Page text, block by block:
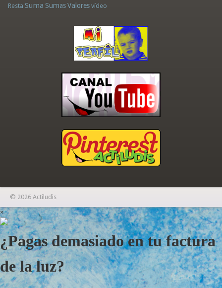
Resta Suma Sumas Valores vídeo
© 2026 Actiludis
×
¿Pagas demasiado en tu factura
de la luz?